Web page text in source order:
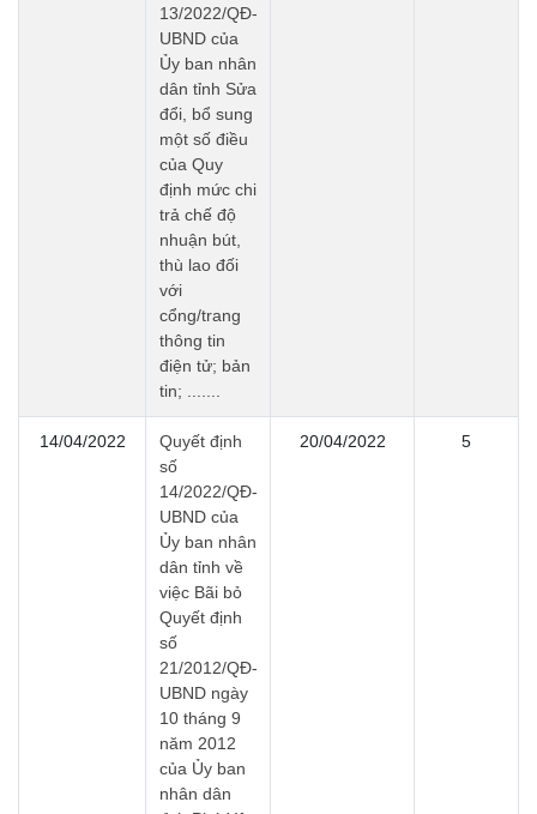
13/2022/QĐ-
UBND của
Ủy ban nhân
dân tỉnh Sửa
đổi, bổ sung
một số điều
của Quy
định mức chi
trả chế độ
nhuận bút,
thù lao đối
với
cổng/trang
thông tin
điện tử; bản
tin; .......
14/04/2022
Quyết định
số
14/2022/QĐ-
UBND của
Ủy ban nhân
dân tỉnh về
việc Bãi bỏ
Quyết định
số
21/2012/QĐ-
UBND ngày
10 tháng 9
năm 2012
của Ủy ban
nhân dân
20/04/2022 5